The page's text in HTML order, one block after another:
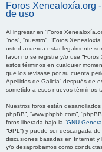
Foros Xenealoxía.org
de uso
Al ingresar en “Foros
“nos”, “nuestro”, “Foros
usted acuerda estar legalmente
favor no se registre y/o use
estos términos en cualquier
que los revisase por su cuenta
Apellidos de Galicia” después de
sometido a esos nuevos términos
Nuestros foros están desarrollados
phpBB”, “www.phpbb.com”,
foros liberada bajo la “GNU
“GPL”) y puede ser descargada de
discusiones basadas en Internet
y/o desaprobamos como